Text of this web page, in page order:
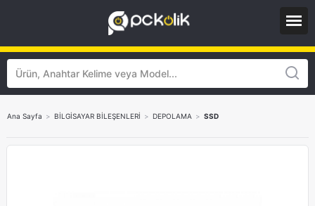
Ana Sayfa > BİLGİSAYAR BİLEŞENLERİ > DEPOLAMA > SSD